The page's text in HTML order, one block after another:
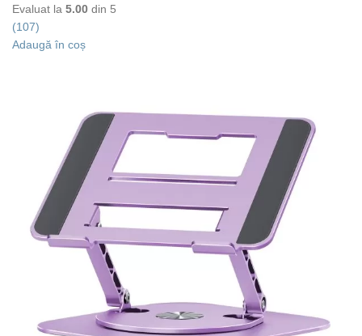
Evaluat la 5.00 din 5
(107)
Adaugă în coș